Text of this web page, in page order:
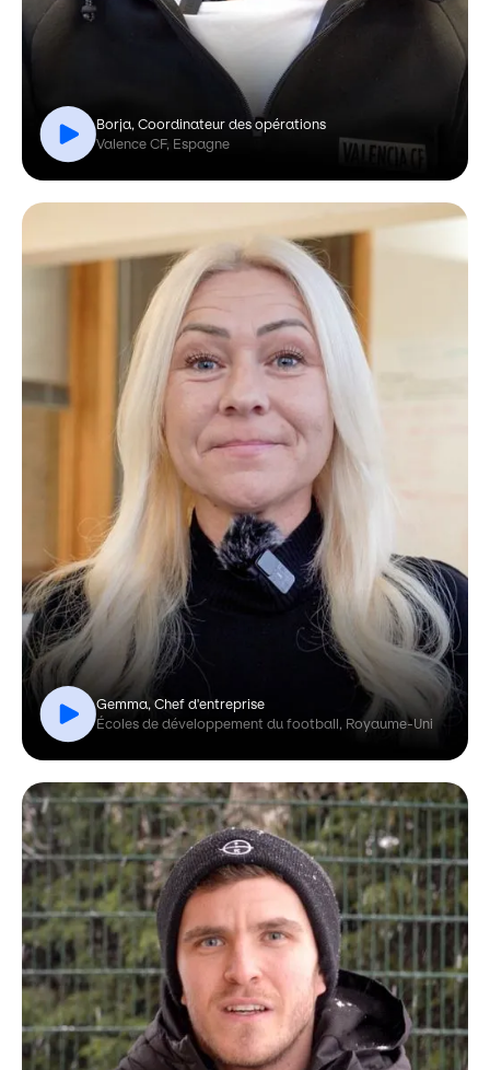
Borja, Coordinateur des opérations
Valence CF, Espagne
Gemma, Chef d'entreprise
Écoles de développement du football, Royaume-Uni